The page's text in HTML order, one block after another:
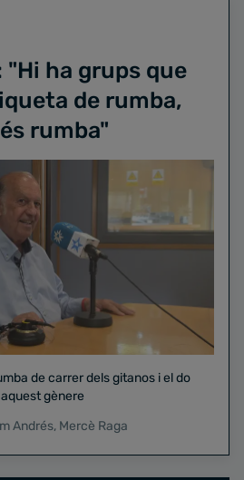
"Hi ha grups que
de rumba,
rumba"
de carrer dels gitanos i el do
gènere
Andrés, Mercè Raga